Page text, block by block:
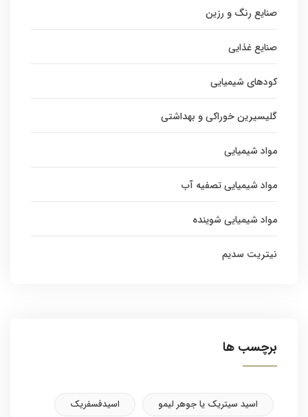
صنایع رنگ و رزین
صنایع غذایی
کودهای شیمیایی
گلیسیرین خوراکی و بهداشتی
مواد شیمیایی
مواد شیمیایی تصفیه آب
مواد شیمیایی شوینده
نیتریت سدیم
برچسب ها
اسید سیتریک یا جوهر لیمو
اسیدفسفریک